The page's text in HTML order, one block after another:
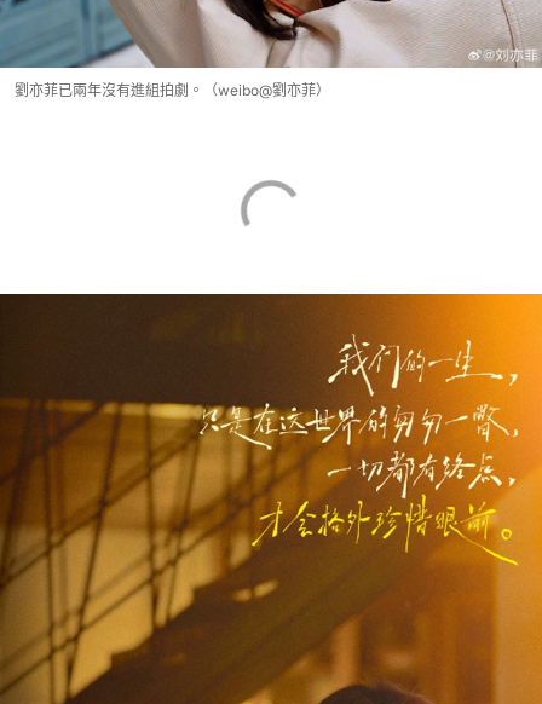
劉亦菲已兩年沒有進組拍劇。（weibo@劉亦菲）